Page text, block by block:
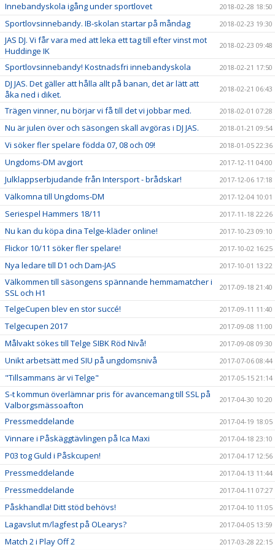
Innebandyskola igång under sportlovet 2018-02-28 18:50
Sportlovsinnebandy. IB-skolan startar på måndag 2018-02-23 19:30
JAS DJ. Vi får vara med att leka ett tag till efter vinst mot
Huddinge IK
2018-02-23 09:48
Sportlovsinnebandy! Kostnadsfri innebandyskola 2018-02-21 17:50
DJ JAS. Det gäller att hålla allt på banan, det är lätt att
åka ned i diket.
2018-02-21 06:43
Trägen vinner, nu börjar vi få till det vi jobbar med. 2018-02-01 07:28
Nu är julen över och säsongen skall avgöras i DJ JAS. 2018-01-21 09:54
Vi söker fler spelare födda 07, 08 och 09! 2018-01-05 22:36
Ungdoms-DM avgjort 2017-12-11 04:00
Julklappserbjudande från Intersport - brådskar! 2017-12-06 17:18
Välkomna till Ungdoms-DM 2017-12-04 10:01
Seriespel Hammers 18/11 2017-11-18 22:26
Nu kan du köpa dina Telge-kläder online! 2017-10-23 09:10
Flickor 10/11 söker fler spelare! 2017-10-02 16:25
Nya ledare till D1 och Dam-JAS 2017-10-01 13:22
Välkommen till säsongens spännande hemmamatcher i
SSL och H1
2017-09-18 21:40
TelgeCupen blev en stor succé! 2017-09-11 11:40
Telgecupen 2017 2017-09-08 11:00
Målvakt sökes till Telge SIBK Röd Nivå! 2017-09-08 09:30
Unikt arbetsätt med SIU på ungdomsnivå 2017-07-06 08:44
"Tillsammans är vi Telge" 2017-05-15 21:14
S-t kommun överlämnar pris för avancemang till SSL på
Valborgsmässoafton
2017-04-30 10:20
Pressmeddelande 2017-04-19 18:05
Vinnare i Påskäggtävlingen på Ica Maxi 2017-04-18 23:10
P03 tog Guld i Påskcupen! 2017-04-17 12:56
Pressmeddelande 2017-04-13 11:44
Pressmeddelande 2017-04-11 07:27
Påskhandla! Ditt stöd behövs! 2017-04-10 11:05
Lagavslut m/lagfest på OLearys? 2017-04-05 13:59
Match 2 i Play Off 2 2017-03-28 22:15